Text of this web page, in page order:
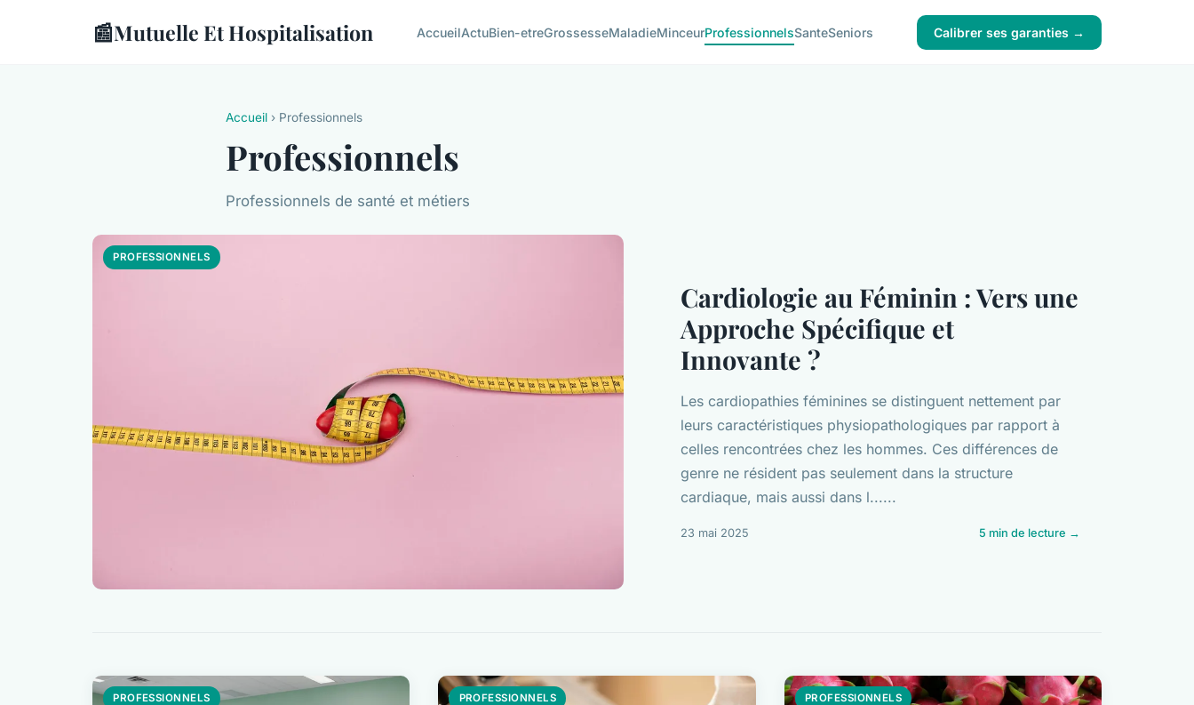
📰Mutuelle Et Hospitalisation AccueilActuBien-etreGrossesseMaladieMinceurProfessionnelsSanteSeniors Calibrer ses garanties →
Accueil › Professionnels
Professionnels
Professionnels de santé et métiers
PROFESSIONNELS
Cardiologie au Féminin : Vers une
Approche Spécifique et
Innovante ?
Les cardiopathies féminines se distinguent nettement par
leurs caractéristiques physiopathologiques par rapport à
celles rencontrées chez les hommes. Ces différences de
genre ne résident pas seulement dans la structure
cardiaque, mais aussi dans l......
23 mai 2025 5 min de lecture →
PROFESSIONNELS PROFESSIONNELS PROFESSIONNELS